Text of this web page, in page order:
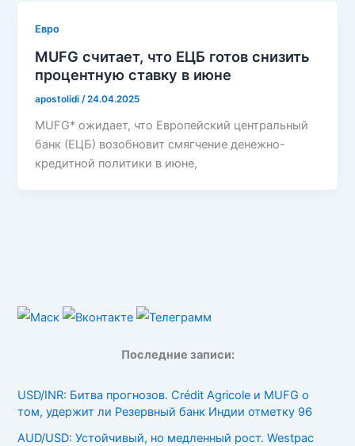
Евро
MUFG считает, что ЕЦБ готов снизить
процентную ставку в июне
apostolidi /24.04.2025
MUFG* ожидает, что Европейский центральный
банк (ЕЦБ) возобновит смягчение денежно-
кредитной политики в июне,
Последние записи:
USD/INR: Битва прогнозов. Crédit Agricole и MUFG о
том, удержит ли Резервный банк Индии отметку 96
AUD/USD: Устойчивый, но медленный рост. Westpac